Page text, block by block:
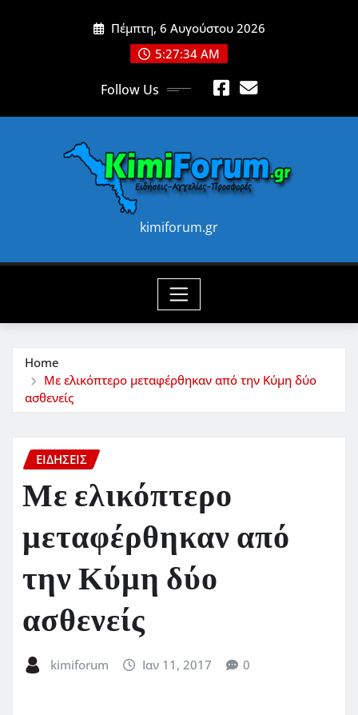
Πέμπτη, 6 Αυγούστου 2026
5:27:36 AM
Follow Us
kimiforum.gr
Home
Με ελικόπτερο μεταφέρθηκαν από την Κύμη δύο
ασθενείς
ΕΙΔΗΣΕΙΣ
Με ελικόπτερο
μεταφέρθηκαν από
την Κύμη δύο
ασθενείς
kimiforum Ιαν 11, 2017 0